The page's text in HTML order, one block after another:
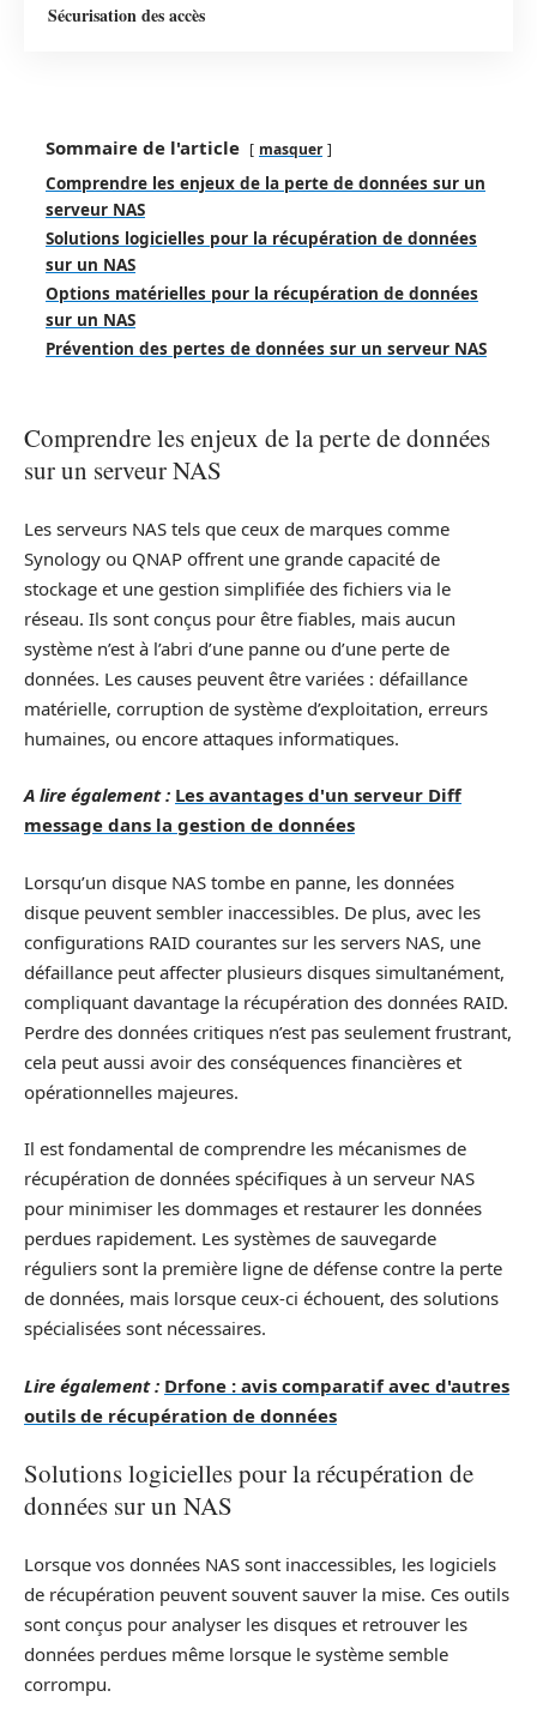
Sécurisation des accès
Sommaire de l'article masquer
Comprendre les enjeux de la perte de données sur un
serveur NAS
Solutions logicielles pour la récupération de données
sur un NAS
Options matérielles pour la récupération de données
sur un NAS
Prévention des pertes de données sur un serveur NAS
Comprendre les enjeux de la perte de données
sur un serveur NAS
Les serveurs NAS tels que ceux de marques comme
Synology ou QNAP offrent une grande capacité de
stockage et une gestion simplifiée des fichiers via le
réseau. Ils sont conçus pour être fiables, mais aucun
système n’est à l’abri d’une panne ou d’une perte de
données. Les causes peuvent être variées : défaillance
matérielle, corruption de système d’exploitation, erreurs
humaines, ou encore attaques informatiques.
A lire également : Les avantages d'un serveur Diff
message dans la gestion de données
Lorsqu’un disque NAS tombe en panne, les données
disque peuvent sembler inaccessibles. De plus, avec les
configurations RAID courantes sur les servers NAS, une
défaillance peut affecter plusieurs disques simultanément,
compliquant davantage la récupération des données RAID.
Perdre des données critiques n’est pas seulement frustrant,
cela peut aussi avoir des conséquences financières et
opérationnelles majeures.
Il est fondamental de comprendre les mécanismes de
récupération de données spécifiques à un serveur NAS
pour minimiser les dommages et restaurer les données
perdues rapidement. Les systèmes de sauvegarde
réguliers sont la première ligne de défense contre la perte
de données, mais lorsque ceux-ci échouent, des solutions
spécialisées sont nécessaires.
Lire également : Drfone : avis comparatif avec d'autres
outils de récupération de données
Solutions logicielles pour la récupération de
données sur un NAS
Lorsque vos données NAS sont inaccessibles, les logiciels
de récupération peuvent souvent sauver la mise. Ces outils
sont conçus pour analyser les disques et retrouver les
données perdues même lorsque le système semble
corrompu.